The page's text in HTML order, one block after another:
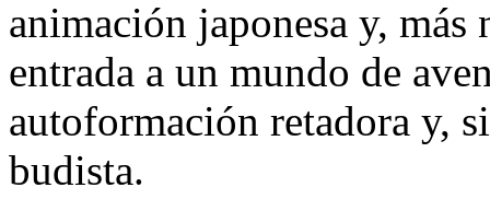
animación japonesa y, más
entrada a un mundo de
autoformación retadora y,
budista.